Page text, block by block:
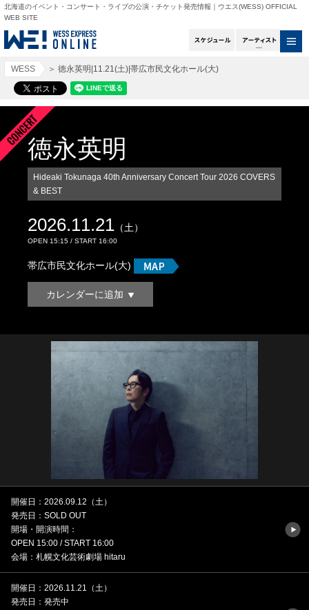
北海道のイベント・コンサート・ライブの公演・チケット発売情報｜ウエス(WESS) OFFICIAL
WEB SITE
スケジュールアー
WESS ＞ 徳永英明|11.21(土)|帯広市民文化ホール(大)
徳永英明
Hideaki Tokunaga 40th Anniversary Concert Tour 2026 COVERS
& BEST
2026.11.21 （土）
OPEN 15:15 / START 16:00
帯広市民文化ホール(大)
カレンダーに追加
開催日：2026.09.12（土）
発売日：SOLD OUT
開場・開演時間：
OPEN 15:00 / START 16:00
会場：札幌文化芸術劇場 hitaru
開催日：2026.11.21（土）
発売日：発売中